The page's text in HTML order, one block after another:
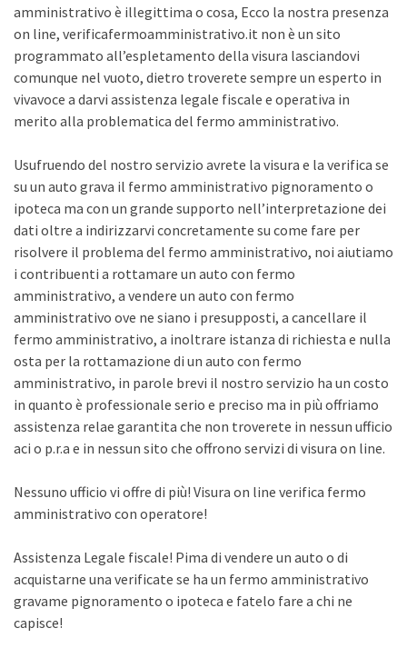
amministrativo è illegittima o cosa, Ecco la nostra presenza
on line, verificafermoamministrativo.it non è un sito
programmato all’espletamento della visura lasciandovi
comunque nel vuoto, dietro troverete sempre un esperto in
vivavoce a darvi assistenza legale fiscale e operativa in
merito alla problematica del fermo amministrativo.
Usufruendo del nostro servizio avrete la visura e la verifica se
su un auto grava il fermo amministrativo pignoramento o
ipoteca ma con un grande supporto nell’interpretazione dei
dati oltre a indirizzarvi concretamente su come fare per
risolvere il problema del fermo amministrativo, noi aiutiamo
i contribuenti a rottamare un auto con fermo
amministrativo, a vendere un auto con fermo
amministrativo ove ne siano i presupposti, a cancellare il
fermo amministrativo, a inoltrare istanza di richiesta e nulla
osta per la rottamazione di un auto con fermo
amministrativo, in parole brevi il nostro servizio ha un costo
in quanto è professionale serio e preciso ma in più offriamo
assistenza relae garantita che non troverete in nessun ufficio
aci o p.r.a e in nessun sito che offrono servizi di visura on line.
Nessuno ufficio vi offre di più! Visura on line verifica fermo
amministrativo con operatore!
Assistenza Legale fiscale! Pima di vendere un auto o di
acquistarne una verificate se ha un fermo amministrativo
gravame pignoramento o ipoteca e fatelo fare a chi ne
capisce!